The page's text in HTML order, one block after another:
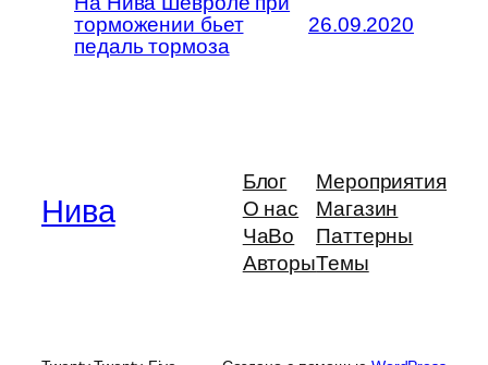
торможении бьет
педаль тормоза
26.09.2020
Нива
Блог
О нас
ЧаВо
Авторы
Мероприятия
Магазин
Паттерны
Темы